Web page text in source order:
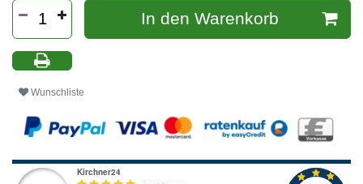
In den Warenkorb
Wunschliste